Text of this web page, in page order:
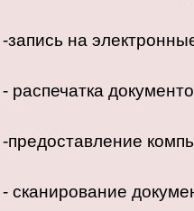
-запись на
- распечатка
-предоставление
- сканирование